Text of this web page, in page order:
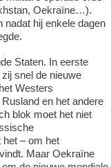
Oekraïne…).
hij enkele dagen
Staten. In eerste
snel de nieuwe
Westers
en het andere
blok moet het niet
het – om het
Maar Oekraïne